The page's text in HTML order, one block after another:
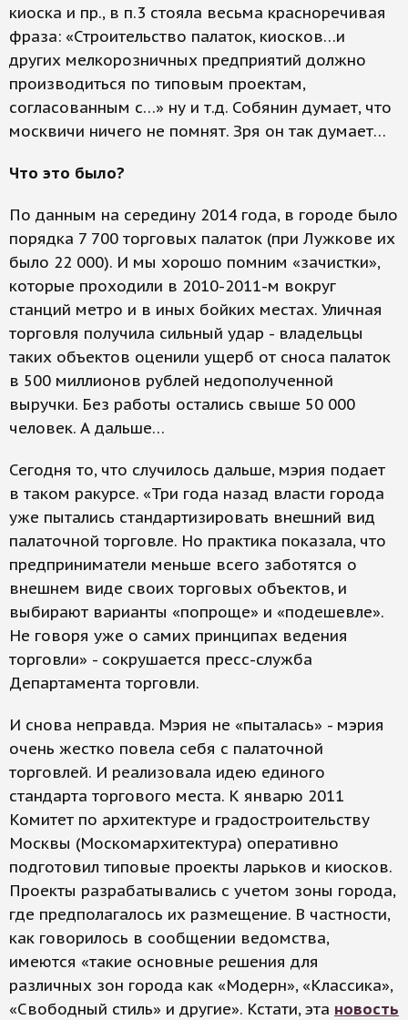
киоска и пр., в п.3 стояла весьма красноречивая
фраза: «Строительство палаток, киосков…и
других мелкорозничных предприятий должно
производиться по типовым проектам,
согласованным с…» ну и т.д. Собянин думает, что
москвичи ничего не помнят. Зря он так думает…
Что это было?
По данным на середину 2014 года, в городе было
порядка 7 700 торговых палаток (при Лужкове их
было 22 000). И мы хорошо помним «зачистки»,
которые проходили в 2010-2011-м вокруг
станций метро и в иных бойких местах. Уличная
торговля получила сильный удар - владельцы
таких объектов оценили ущерб от сноса палаток
в 500 миллионов рублей недополученной
выручки. Без работы остались свыше 50 000
человек. А дальше…
Сегодня то, что случилось дальше, мэрия подает
в таком ракурсе. «Три года назад власти города
уже пытались стандартизировать внешний вид
палаточной торговле. Но практика показала, что
предприниматели меньше всего заботятся о
внешнем виде своих торговых объектов, и
выбирают варианты «попроще» и «подешевле».
Не говоря уже о самих принципах ведения
торговли» - сокрушается пресс-служба
Департамента торговли.
И снова неправда. Мэрия не «пыталась» - мэрия
очень жестко повела себя с палаточной
торговлей. И реализовала идею единого
стандарта торгового места. К январю 2011
Комитет по архитектуре и градостроительству
Москвы (Москомархитектура) оперативно
подготовил типовые проекты ларьков и киосков.
Проекты разрабатывались с учетом зоны города,
где предполагалось их размещение. В частности,
как говорилось в сообщении ведомства,
имеются «такие основные решения для
различных зон города как «Модерн», «Классика»,
«Свободный стиль» и другие». Кстати, эта новость